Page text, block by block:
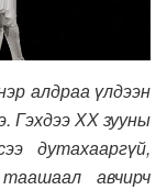
алдраа үлдээн
Гэхдээ ХХ зууны
дутахааргүй,
авчирч